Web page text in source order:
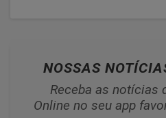
NOSSAS
Receba as notícias
Online no seu app